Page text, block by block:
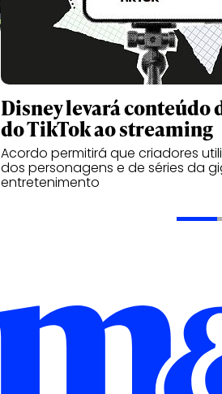
Disney levará conteúdo
do TikTok ao streaming
Acordo permitirá que criadores
dos personagens e de séries da
entretenimento